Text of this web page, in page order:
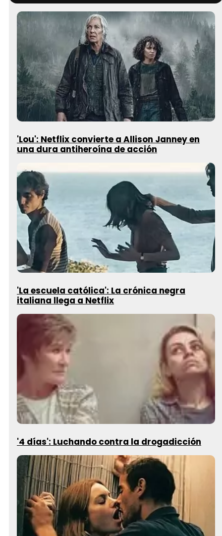
'Lou': Netflix convierte a Allison Janney en
una dura antiheroína de acción
'La escuela católica': La crónica negra
italiana llega a Netflix
'4 días': Luchando contra la drogadicción